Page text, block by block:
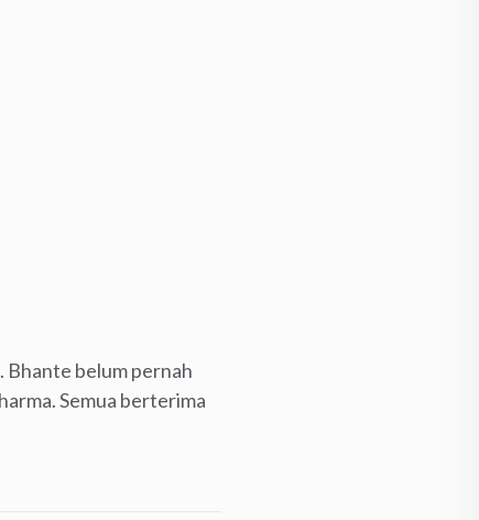
belum pernah
Semua berterima